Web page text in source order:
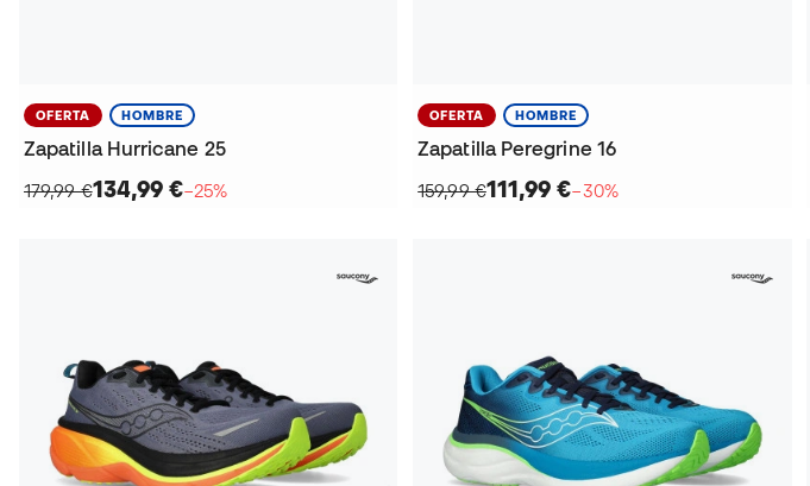
OFERTA HOMBRE
Zapatilla Hurricane 25
179,99 €134,99 €−25%
OFERTA HOMBRE
Zapatilla Peregrine 16
159,99 €111,99 €−30%